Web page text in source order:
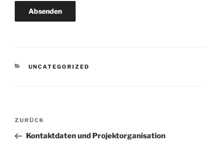
KATEGORIEN
UNCATEGORIZED
Beitragsnavigation
Vorheriger
Beitrag
ZURÜCK
Kontaktdaten und Projektorganisation